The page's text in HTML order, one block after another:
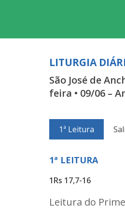
LITURGIA
São José de
feira • 09/06 –
1ª Leitura
1ª LEITURA
1Rs 17,7-16
Leitura do